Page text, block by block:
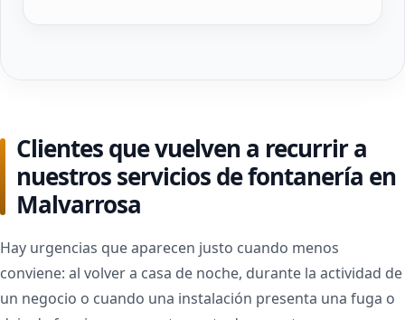
Clientes que vuelven a recurrir a
nuestros servicios de fontanería en
Malvarrosa
Hay urgencias que aparecen justo cuando menos
conviene: al volver a casa de noche, durante la actividad de
un negocio o cuando una instalación presenta una fuga o